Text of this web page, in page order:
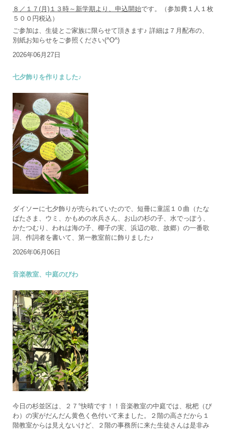
８／１７(月)１３時～新学期より、申込開始です。（参加費１人１枚
５００円税込）
ご参加は、生徒とご家族に限らせて頂きます♪ 詳細は７月配布の、
別紙お知らせをご参照ください(^O^)
2026年06月27日
七夕飾りを作りました♪
ダイソーに七夕飾りが売られていたので、短冊に童謡１０曲（たな
ばたさま、ウミ、かもめの水兵さん、お山の杉の子、水でっぽう、
かたつむり、われは海の子、椰子の実、浜辺の歌、故郷）の一番歌
詞、作詞者を書いて、第一教室前に飾りました♪
2026年06月06日
音楽教室、中庭のびわ
今日の杉並区は、２７°快晴です！！音楽教室の中庭では、枇杷（び
わ）の実がだんだん黄色く色付いて来ました。２階の高さだから１
階教室からは見えないけど、２階の事務所に来た生徒さんは是非み